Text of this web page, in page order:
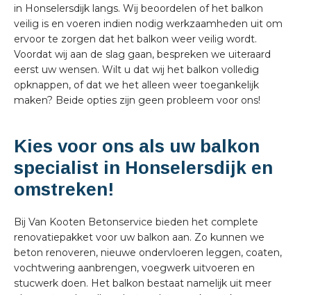
in Honselersdijk langs. Wij beoordelen of het balkon
veilig is en voeren indien nodig werkzaamheden uit om
ervoor te zorgen dat het balkon weer veilig wordt.
Voordat wij aan de slag gaan, bespreken we uiteraard
eerst uw wensen. Wilt u dat wij het balkon volledig
opknappen, of dat we het alleen weer toegankelijk
maken? Beide opties zijn geen probleem voor ons!
Kies voor ons als uw balkon
specialist in Honselersdijk en
omstreken!
Bij Van Kooten Betonservice bieden het complete
renovatiepakket voor uw balkon aan. Zo kunnen we
beton renoveren, nieuwe ondervloeren leggen, coaten,
vochtwering aanbrengen, voegwerk uitvoeren en
stucwerk doen. Het balkon bestaat namelijk uit meer